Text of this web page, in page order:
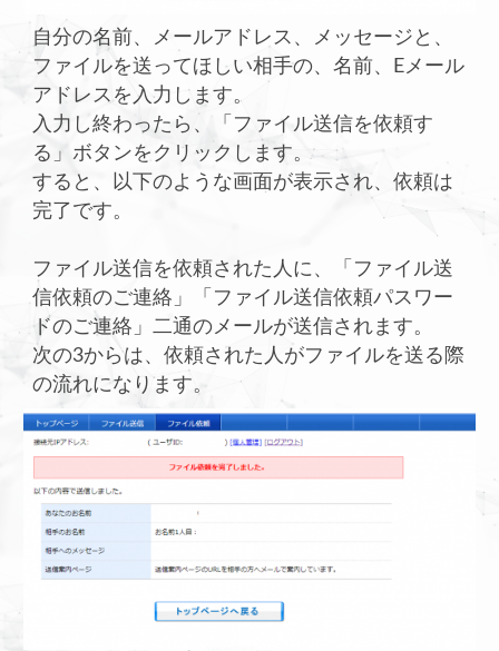
自分の名前、メールアドレス、メッセージと、
ファイルを送ってほしい相手の、名前、Eメール
アドレスを入力します。
入力し終わったら、「ファイル送信を依頼す
る」ボタンをクリックします。
すると、以下のような画面が表示され、依頼は
完了です。
ファイル送信を依頼された人に、「ファイル送
信依頼のご連絡」「ファイル送信依頼パスワー
ドのご連絡」二通のメールが送信されます。
次の3からは、依頼された人がファイルを送る際
の流れになります。